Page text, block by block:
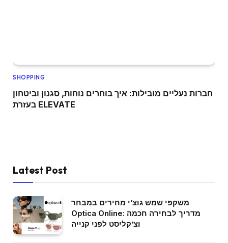
SHOPPING
חברות נעליים מובילות: איך בוחרים נוחות, סגנון וביטחון
בעזרת ELEVATE
Latest Post
משקפי שמש גוצ’י מחירים במבחר
Optica Online: מדריך לבחירה חכמה
וצ’קליסט לפני קנייה